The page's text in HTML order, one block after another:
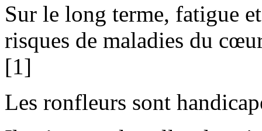
Sur le long terme, fatigue
risques de maladies du
[1]
Les ronfleurs sont